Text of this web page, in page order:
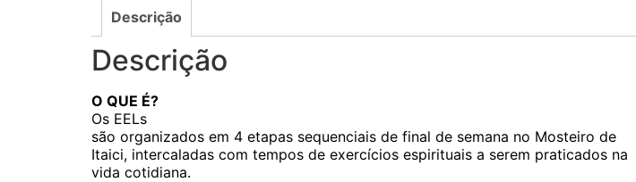
Descrição
Descrição
O QUE É?
Os EELs
são organizados em 4 etapas sequenciais de final de semana no Mosteiro de
Itaici, intercaladas com tempos de exercícios espirituais a serem praticados na
vida cotidiana.